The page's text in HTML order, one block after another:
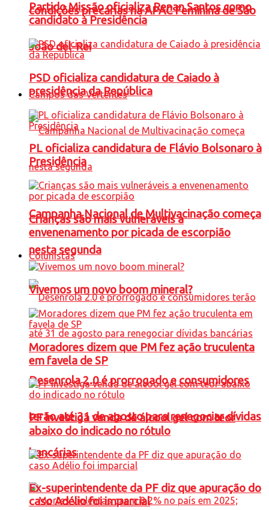
condições precárias na APAC Feminina de São
João del-Rei
Campos das Vertentes
Campanha Nacional de Multivacinação começa
nesta segunda
Desenrola 2.0 é prorrogado e consumidores
terão até 31 de agosto para renegociar dívidas
bancárias
Partido Missão oficializa Renan Santos como
candidato à Presidência
PSD oficializa candidatura de Caiado à
presidência da República
PL oficializa candidatura de Flávio Bolsonaro à
Presidência
Crianças são mais vulneráveis a
envenenamento por picada de escorpião
Colunistas
Vivemos um novo boom mineral?
Moradores dizem que PM fez ação truculenta
em favela de SP
PF investiga venda de álcool gel com teor
abaixo do indicado no rótulo
Ex-superintendente da PF diz que apuração do
caso Adélio foi imparcial